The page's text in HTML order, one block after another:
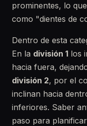
prominentes, lo
como "dientes de
Dentro de esta
En la división 1 los
hacia fuera,
división 2, por el
inclinan hacia
inferiores. Saber
paso para